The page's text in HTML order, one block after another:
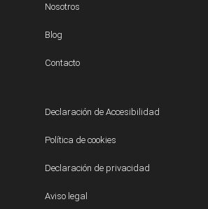
Nosotros
Blog
Contacto
Declaración de Accesibilidad
Política de cookies
Declaración de privacidad
Aviso legal